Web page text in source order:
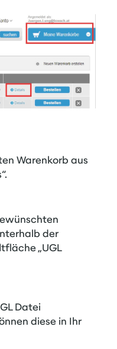
Warenkorb aus
der
„UGL
Datei
diese in Ihr